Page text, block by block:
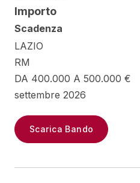
Importo
Scadenza
LAZIO
RM
DA 400.000 A 500.000 €
settembre 2026
Scarica Bando